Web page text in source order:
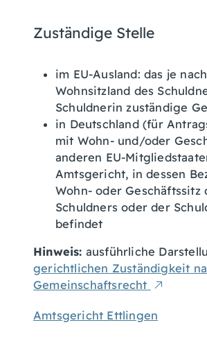
Zuständige Stelle
im EU-Ausland: das je nach
Wohnsitzland des
Schuldnerin zuständige
in Deutschland (für
mit Wohn- und/oder
anderen EU-
Amtsgericht, in dessen
Wohn- oder Geschäftssitz
Schuldners oder der
befindet
Hinweis: ausführliche
gerichtlichen Zuständigkeit
Gemeinschaftsrecht
Amtsgericht Ettlingen